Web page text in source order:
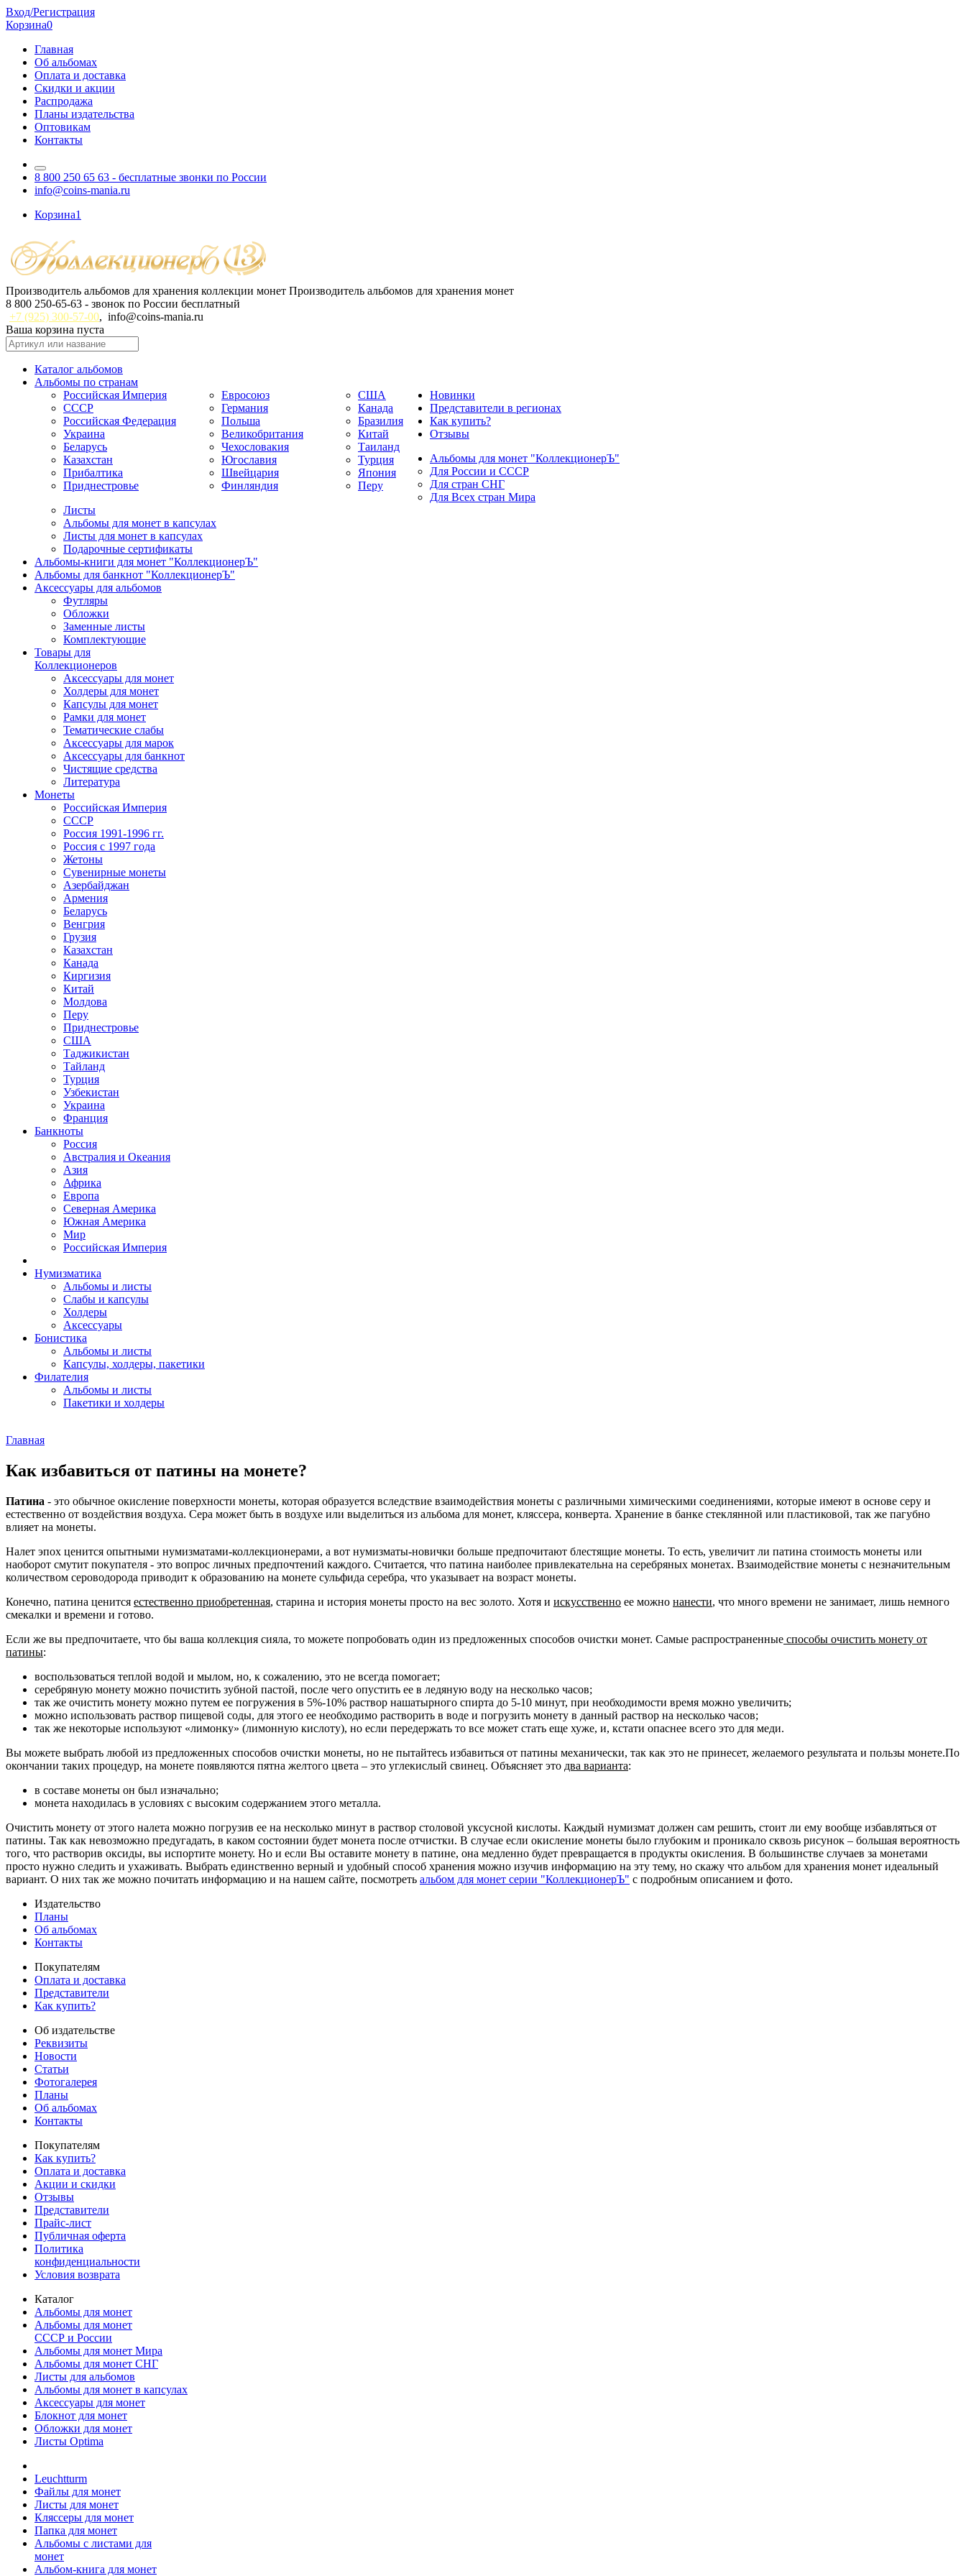
Вход/Регистрация
Корзина0
Главная
Об альбомах
Оплата и доставка
Скидки и акции
Распродажа
Планы издательства
Оптовикам
Контакты
8 800 250 65 63 - бесплатные звонки по России
info@coins-mania.ru
Корзина1
Производитель альбомов для хранения коллекции монет Производитель альбомов для хранения монет
8 800 250-65-63 - звонок по России бесплатный
+7 (925) 300-57-00, info@coins-mania.ru
Ваша корзина пуста
Каталог альбомов
Альбомы по странам
Российская Империя
СССР
Российская Федерация
Украина
Беларусь
Казахстан
Прибалтика
Приднестровье
Евросоюз
Германия
Польша
Великобритания
Чехословакия
Югославия
Швейцария
Финляндия
США
Канада
Бразилия
Китай
Таиланд
Турция
Япония
Перу
Новинки
Представители в регионах
Как купить?
Отзывы
Альбомы для монет "КоллекционерЪ"
Для России и СССР
Для стран СНГ
Для Всех стран Мира
Листы
Альбомы для монет в капсулах
Листы для монет в капсулах
Подарочные сертификаты
Альбомы-книги для монет "КоллекционерЪ"
Альбомы для банкнот "КоллекционерЪ"
Аксессуары для альбомов
Футляры
Обложки
Заменные листы
Комплектующие
Товары для
Коллекционеров
Аксессуары для монет
Холдеры для монет
Капсулы для монет
Рамки для монет
Тематические слабы
Аксессуары для марок
Аксессуары для банкнот
Чистящие средства
Литература
Монеты
Российская Империя
СССР
Россия 1991-1996 гг.
Россия с 1997 года
Жетоны
Сувенирные монеты
Азербайджан
Армения
Беларусь
Венгрия
Грузия
Казахстан
Канада
Киргизия
Китай
Молдова
Перу
Приднестровье
США
Таджикистан
Тайланд
Турция
Узбекистан
Украина
Франция
Банкноты
Россия
Австралия и Океания
Азия
Африка
Европа
Северная Америка
Южная Америка
Мир
Российская Империя
Нумизматика
Альбомы и листы
Слабы и капсулы
Холдеры
Аксессуары
Бонистика
Альбомы и листы
Капсулы, холдеры, пакетики
Филателия
Альбомы и листы
Пакетики и холдеры
Главная
Как избавиться от патины на монете?
Патина - это обычное окисление поверхности монеты, которая образуется вследствие взаимодействия монеты с различными химическими соединениями, которые имеют в основе серу и
естественно от воздействия воздуха. Сера может быть в воздухе или выделиться из альбома для монет, кляссера, конверта. Хранение в банке стеклянной или пластиковой, так же пагубно
влияет на монеты.
Налет эпох ценится опытными нумизматами-коллекционерами, а вот нумизматы-новички больше предпочитают блестящие монеты. То есть, увеличит ли патина стоимость монеты или
наоборот смутит покупателя - это вопрос личных предпочтений каждого. Считается, что патина наиболее привлекательна на серебряных монетах. Взаимодействие монеты с незначительным
количеством сероводорода приводит к образованию на монете сульфида серебра, что указывает на возраст монеты.
Конечно, патина ценится естественно приобретенная, старина и история монеты просто на вес золото. Хотя и искусственно ее можно нанести, что много времени не занимает, лишь немного
смекалки и времени и готово.
Если же вы предпочитаете, что бы ваша коллекция сияла, то можете попробовать один из предложенных способов очистки монет. Самые распространенные способы очистить монету от
патины:
воспользоваться теплой водой и мылом, но, к сожалению, это не всегда помогает;
серебряную монету можно почистить зубной пастой, после чего опустить ее в ледяную воду на несколько часов;
так же очистить монету можно путем ее погружения в 5%-10% раствор нашатырного спирта до 5-10 минут, при необходимости время можно увеличить;
можно использовать раствор пищевой соды, для этого ее необходимо растворить в воде и погрузить монету в данный раствор на несколько часов;
так же некоторые используют «лимонку» (лимонную кислоту), но если передержать то все может стать еще хуже, и, кстати опаснее всего это для меди.
Вы можете выбрать любой из предложенных способов очистки монеты, но не пытайтесь избавиться от патины механически, так как это не принесет, желаемого результата и пользы монете.По
окончании таких процедур, на монете появляются пятна желтого цвета – это углекислый свинец. Объясняет это два варианта:
в составе монеты он был изначально;
монета находилась в условиях с высоким содержанием этого металла.
Очистить монету от этого налета можно погрузив ее на несколько минут в раствор столовой уксусной кислоты. Каждый нумизмат должен сам решить, стоит ли ему вообще избавляться от
патины. Так как невозможно предугадать, в каком состоянии будет монета после отчистки. В случае если окисление монеты было глубоким и проникало сквозь рисунок – большая вероятность
того, что растворив оксиды, вы испортите монету. Но и если Вы оставите монету в патине, она медленно будет превращается в продукты окисления. В большинстве случаев за монетами
просто нужно следить и ухаживать. Выбрать единственно верный и удобный способ хранения можно изучив информацию на эту тему, но скажу что альбом для хранения монет идеальный
вариант. О них так же можно почитать информацию и на нашем сайте, посмотреть альбом для монет серии "КоллекционерЪ" с подробным описанием и фото.
Издательство
Планы
Об альбомах
Контакты
Покупателям
Оплата и доставка
Представители
Как купить?
Об издательстве
Реквизиты
Новости
Статьи
Фотогалерея
Планы
Об альбомах
Контакты
Покупателям
Как купить?
Оплата и доставка
Акции и скидки
Отзывы
Представители
Прайс-лист
Публичная оферта
Политика
конфиденциальности
Условия возврата
Каталог
Альбомы для монет
Альбомы для монет
СССР и России
Альбомы для монет Мира
Альбомы для монет СНГ
Листы для альбомов
Альбомы для монет в капсулах
Аксессуары для монет
Блокнот для монет
Обложки для монет
Листы Optima
Leuchtturm
Файлы для монет
Листы для монет
Кляссеры для монет
Папка для монет
Альбомы с листами для
монет
Альбом-книга для монет